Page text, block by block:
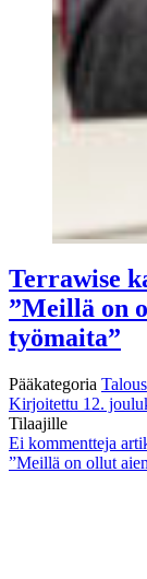
Terrawise
”Meillä on
työmaita”
Pääkategoria Talous
Kirjoitettu 12.
Tilaajille
Ei kommentteja
”Meillä on ollut